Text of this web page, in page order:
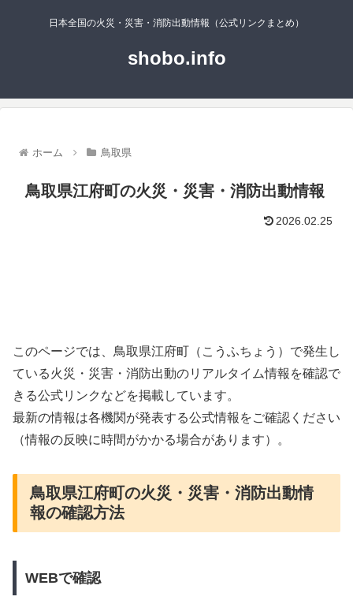
日本全国の火災・災害・消防出動情報（公式リンクまとめ）
shobo.info
ホーム 鳥取県
鳥取県江府町の火災・災害・消防出動情報
2026.02.25
このページでは、鳥取県江府町（こうふちょう）で発生し
ている火災・災害・消防出動のリアルタイム情報を確認で
きる公式リンクなどを掲載しています。
最新の情報は各機関が発表する公式情報をご確認ください
（情報の反映に時間がかかる場合があります）。
鳥取県江府町の火災・災害・消防出動情
報の確認方法
WEBで確認